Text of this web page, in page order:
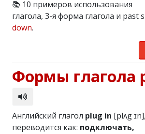
📚 10 примеров использования
глагола, 3-я форма глагола и past
down.
Формы глагола
Английский глагол plug in [plʌg ɪn],
переводится как: подключать,